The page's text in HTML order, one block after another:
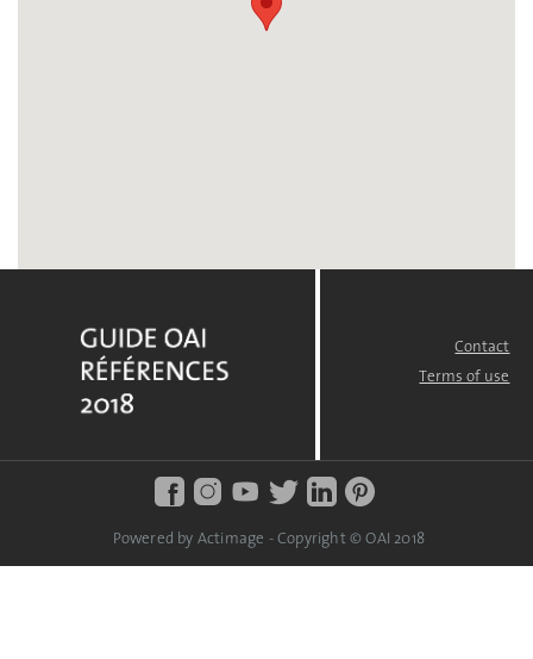
Contact
Terms of use
Powered by Actimage - Copyright © OAI 2018